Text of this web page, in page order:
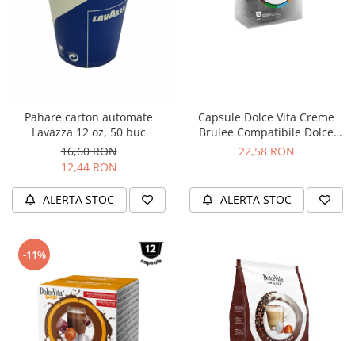
Pahare carton automate
Lavazza 12 oz, 50 buc
16,60 RON
12,44 RON
ALERTA STOC
Capsule Dolce Vita Creme
Brulee Compatibile Dolce
Gusto, 16 Buc
22,58 RON
ALERTA STOC
-11%